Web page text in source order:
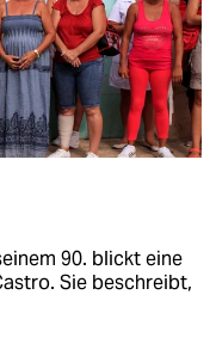
90. blickt eine
Sie beschreibt,